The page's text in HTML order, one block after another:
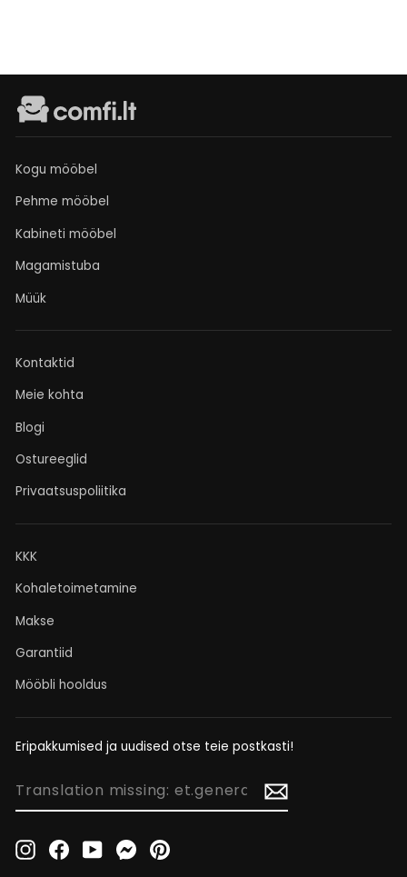
Kogu mööbel
Pehme mööbel
Kabineti mööbel
Magamistuba
Müük
Kontaktid
Meie kohta
Blogi
Ostureeglid
Privaatsuspoliitika
KKK
Kohaletoimetamine
Makse
Garantiid
Mööbli hooldus
Eripakkumised ja uudised otse teie postkasti!
TRANSLATION
InstagramFacebookYouTubeMessenger